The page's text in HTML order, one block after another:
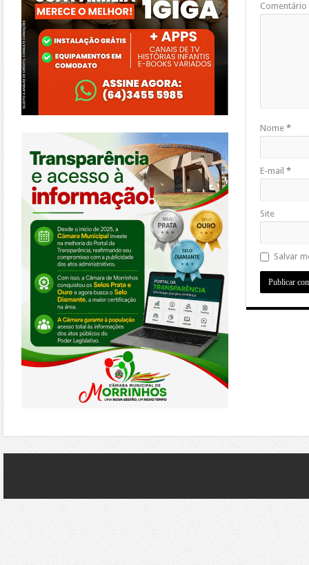
Comentário
Nome *
E-mail *
Site
Salvar
https://morrinhos.go.leg.br/